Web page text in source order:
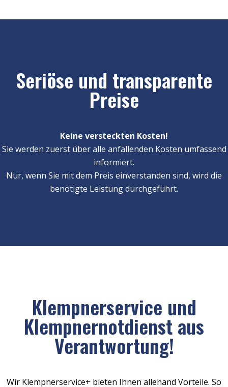
Seriöse und transparente
Preise
Keine versteckten Kosten!
Sie werden zuerst über alle anfallenden Kosten umfassend
informiert.
Nur, wenn Sie mit dem Preis einverstanden sind, wird die
benötigte Leistung durchgeführt.
Klempnerservice und
Klempnernotdienst aus
Verantwortung!
Wir Klempnerservice+ bieten Ihnen allehand Vorteile. So